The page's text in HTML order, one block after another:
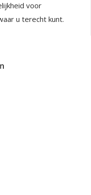
voor
u terecht kunt.